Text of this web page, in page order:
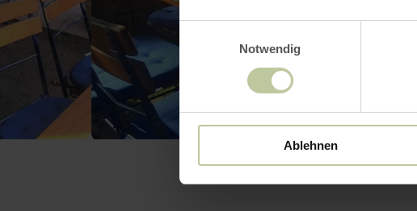
Notwendig
Ablehnen